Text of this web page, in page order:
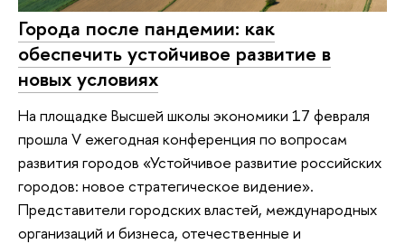
Города после пандемии: как
обеспечить устойчивое развитие в
новых условиях
На площадке Высшей школы экономики 17 февраля
прошла V ежегодная конференция по вопросам
развития городов «Устойчивое развитие российских
городов: новое стратегическое видение».
Представители городских властей, международных
организаций и бизнеса, отечественные и